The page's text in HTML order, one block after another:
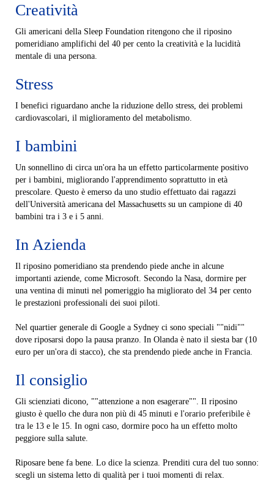
Creatività
Gli americani della Sleep Foundation ritengono che il riposino
pomeridiano amplifichi del 40 per cento la creatività e la lucidità
mentale di una persona.
Stress
I benefici riguardano anche la riduzione dello stress, dei problemi
cardiovascolari, il miglioramento del metabolismo.
I bambini
Un sonnellino di circa un'ora ha un effetto particolarmente positivo
per i bambini, migliorando l'apprendimento soprattutto in età
prescolare. Questo è emerso da uno studio effettuato dai ragazzi
dell'Università americana del Massachusetts su un campione di 40
bambini tra i 3 e i 5 anni.
In Azienda
Il riposino pomeridiano sta prendendo piede anche in alcune
importanti aziende, come Microsoft. Secondo la Nasa, dormire per
una ventina di minuti nel pomeriggio ha migliorato del 34 per cento
le prestazioni professionali dei suoi piloti.
Nel quartier generale di Google a Sydney ci sono speciali ""nidi""
dove riposarsi dopo la pausa pranzo. In Olanda è nato il siesta bar (10
euro per un'ora di stacco), che sta prendendo piede anche in Francia.
Il consiglio
Gli scienziati dicono, ""attenzione a non esagerare"". Il riposino
giusto è quello che dura non più di 45 minuti e l'orario preferibile è
tra le 13 e le 15. In ogni caso, dormire poco ha un effetto molto
peggiore sulla salute.
Riposare bene fa bene. Lo dice la scienza. Prenditi cura del tuo sonno:
scegli un sistema letto di qualità per i tuoi momenti di relax.